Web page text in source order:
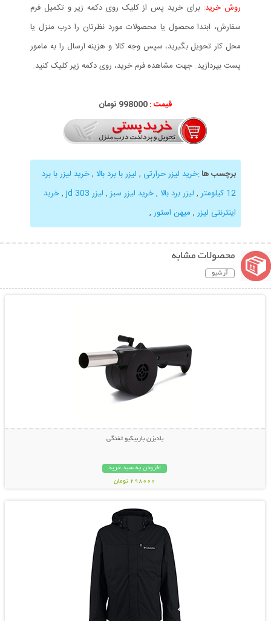
روش خرید: برای خرید پس از کلیک روی دکمه زیر و تکمیل فرم
سفارش، ابتدا محصول یا محصولات مورد نظرتان را درب منزل یا
محل کار تحویل بگیرید، سپس وجه کالا و هزینه ارسال را به مامور
پست بپردازید. جهت مشاهده فرم خرید، روی دکمه زیر کلیک کنید.
قیمت :998000 تومان
برچسب ها:خرید لیزر حرارتی , لیزر با برد بالا ,خرید لیزر با برد
12 کیلومتر
, لیزر برد بالا ,خرید لیزر سبز , لیزر jd 303 ,خرید
اینترنتی لیزر , میهن استور ,
محصولات مشابه
آرشیو
بادبزن باربیکیو تفنگی
افزودن به سبد خرید
298000 تومان
نمایش توضیحات بیشتر